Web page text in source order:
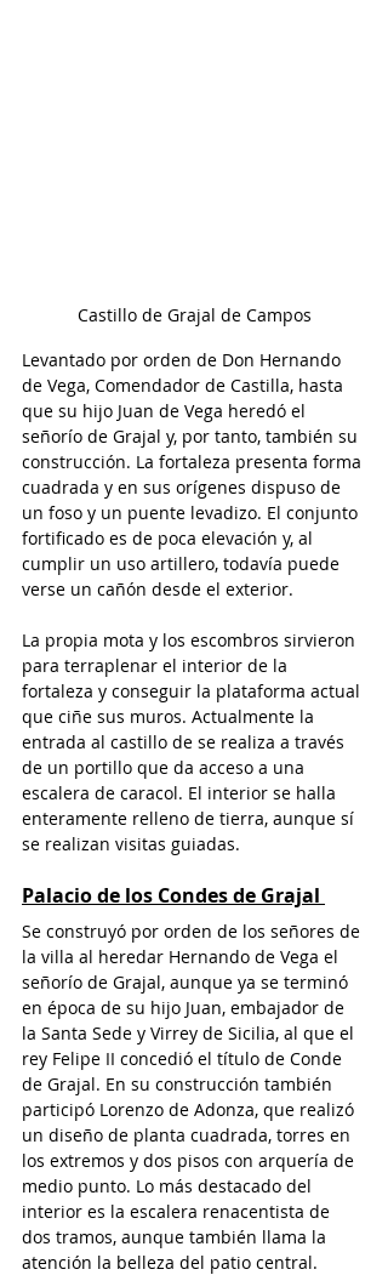
Castillo de Grajal de Campos
Levantado por orden de Don Hernando
de Vega, Comendador de Castilla, hasta
que su hijo Juan de Vega heredó el
señorío de Grajal y, por tanto, también su
construcción. La fortaleza presenta forma
cuadrada y en sus orígenes dispuso de
un foso y un puente levadizo. El conjunto
fortificado es de poca elevación y, al
cumplir un uso artillero, todavía puede
verse un cañón desde el exterior.
La propia mota y los escombros sirvieron
para terraplenar el interior de la
fortaleza y conseguir la plataforma actual
que ciñe sus muros. Actualmente la
entrada al castillo de se realiza a través
de un portillo que da acceso a una
escalera de caracol. El interior se halla
enteramente relleno de tierra, aunque sí
se realizan visitas guiadas.
Palacio de los Condes de Grajal
Se construyó por orden de los señores de
la villa al heredar Hernando de Vega el
señorío de Grajal, aunque ya se terminó
en época de su hijo Juan, embajador de
la Santa Sede y Virrey de Sicilia, al que el
rey Felipe II concedió el título de Conde
de Grajal. En su construcción también
participó Lorenzo de Adonza, que realizó
un diseño de planta cuadrada, torres en
los extremos y dos pisos con arquería de
medio punto. Lo más destacado del
interior es la escalera renacentista de
dos tramos, aunque también llama la
atención la belleza del patio central.